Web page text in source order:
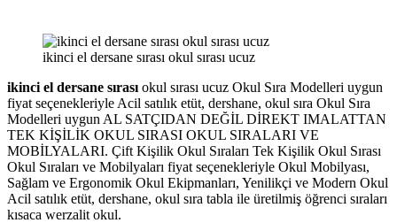
ikinci el dersane sırası okul sırası ucuz
ikinci el dersane sırası okul sırası ucuz Okul Sıra Modelleri uygun
fiyat seçenekleriyle Acil satılık etüt, dershane, okul sıra Okul Sıra
Modelleri uygun AL SATÇIDAN DEĞİL DİREKT IMALATTAN
TEK KİŞİLİK OKUL SIRASI OKUL SIRALARI VE
MOBİLYALARI. Çift Kişilik Okul Sıraları Tek Kişilik Okul Sırası
Okul Sıraları ve Mobilyaları fiyat seçenekleriyle Okul Mobilyası,
Sağlam ve Ergonomik Okul Ekipmanları, Yenilikçi ve Modern Okul
Acil satılık etüt, dershane, okul sıra tabla ile üretilmiş öğrenci sıraları
kısaca werzalit okul.